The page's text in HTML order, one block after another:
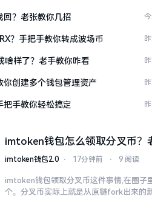
？老张教你几招
？手把手教你转成波场币
啥样了？老手教你咋看
创建多个钱包管理资产
手教你轻松搞定
imtoken钱包怎么领取分叉币？
imtoken钱包2.0 ⋅ 17分钟前 ⋅ 9 阅读
imtoken钱包领取分叉币这件事情,在圈子
个。分叉币实际上就是从原链fork出来的